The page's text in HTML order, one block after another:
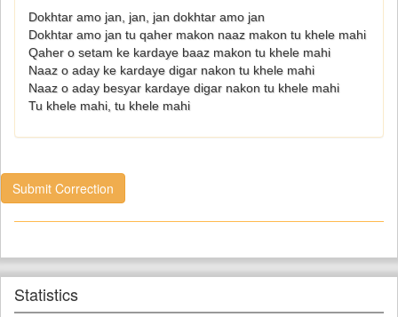
Dokhtar amo jan, jan, jan dokhtar amo jan
Dokhtar amo jan tu qaher makon naaz makon tu khele mahi
Qaher o setam ke kardaye baaz makon tu khele mahi
Naaz o aday ke kardaye digar nakon tu khele mahi
Naaz o aday besyar kardaye digar nakon tu khele mahi
Tu khele mahi, tu khele mahi
Submit Correction
Statistics